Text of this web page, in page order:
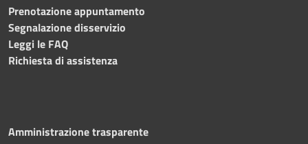
Prenotazione appuntamento
Segnalazione disservizio
Leggi le FAQ
Richiesta di assistenza
Amministrazione trasparente